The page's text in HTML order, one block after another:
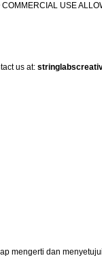
USE
us at:
mengerti dan